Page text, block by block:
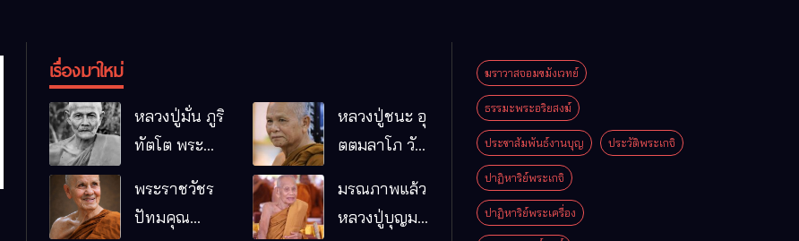
เรื่องมาใหม่
หลวงปู่มั่น ภูริ
ทัตโต พระ
พระกรรมฐาน
หลวงปู่ชนะ อุ
ตตมลาโภ วัด
จ.มหาสารคาม
พระราชวัชร
ปัทมคุณ
มรณภาพแล้ว
หลวงปู่บุญมา
ฆราวาสจอมขมังเวทย์
ธรรมะพระอริยสงฆ์
ประชาสัมพันธ์งานบุญ ประวัติพระเกจิ
ปาฏิหาริย์พระเกจิ
ปาฏิหาริย์พระเครื่อง